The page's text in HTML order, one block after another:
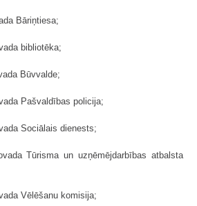
Bāriņtiesa;
bibliotēka;
Būvvalde;
Pašvaldības policija;
Sociālais dienests;
Tūrisma un uzņēmējdarbības atbalsta
Vēlēšanu komisija;